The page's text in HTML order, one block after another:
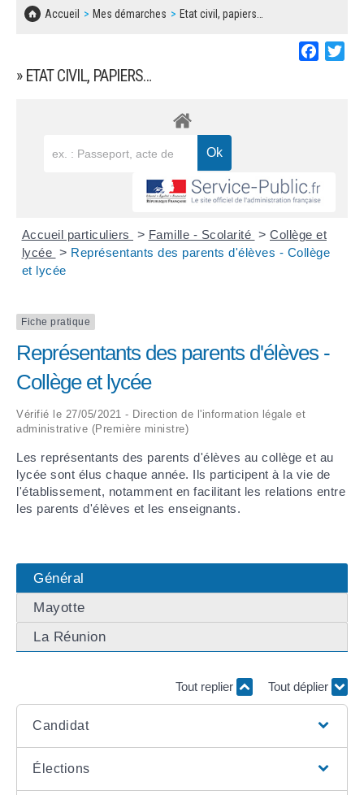
Accueil Mes démarches Etat civil, papiers…
» ETAT CIVIL, PAPIERS…
Accueil particuliers > Famille - Scolarité > Collège et
lycée > Représentants des parents d'élèves - Collège
et lycée
Fiche pratique
Représentants des parents d'élèves -
Collège et lycée
Vérifié le 27/05/2021 - Direction de l'information légale et
administrative (Première ministre)
Les représentants des parents d'élèves au collège et au
lycée sont élus chaque année. Ils participent à la vie de
l'établissement, notamment en facilitant les relations entre
les parents d'élèves et les enseignants.
Général
Mayotte
La Réunion
Tout replier Tout déplier
Candidat
Élections
CONCERTATIONS PUBLIQUES
SOLIDARITÉ, LOGEMENT
DECHETS
BESOIN D'UNE AIDE ?
LES ASSOCIATIONS
MARCHÉS PUBLICS
REGLEMENT LOCAL DE PUBLICITÉ
DECLARATION DE DEMARCHAGE
DOSSIER DE DEMANDE DE SUBVENTION
DEMANDE DE PRÊT DE MATERIEL
FICHE D'ORGANISATION MANIFESTATION
PLAN D'ACTION MUNICIPAL